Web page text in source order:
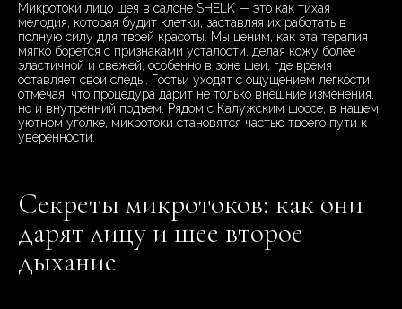
Микротоки лицо шея в салоне SHELK — это как тихая
мелодия, которая будит клетки, заставляя их работать в
полную силу для твоей красоты. Мы ценим, как эта терапия
мягко борется с признаками усталости, делая кожу более
эластичной и свежей, особенно в зоне шеи, где время
оставляет свои следы. Гостьи уходят с ощущением легкости,
отмечая, что процедура дарит не только внешние изменения,
но и внутренний подъем. Рядом с Калужским шоссе, в нашем
уютном уголке, микротоки становятся частью твоего пути к
уверенности.
Секреты микротоков: как они
дарят лицу и шее второе
дыхание